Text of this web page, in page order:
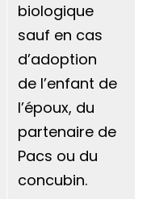
biologique
sauf en cas
d’adoption
de l’enfant de
l’époux, du
partenaire de
Pacs ou du
concubin.